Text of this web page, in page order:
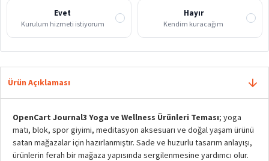
Evet
Kurulum hizmeti istiyorum
Hayır
Kendim kuracağım
Ürün Açıklaması
OpenCart Journal3 Yoga ve Wellness Ürünleri Teması; yoga
matı, blok, spor giyimi, meditasyon aksesuarı ve doğal yaşam ürünü
satan mağazalar için hazırlanmıştır. Sade ve huzurlu tasarım anlayışı,
ürünlerin ferah bir mağaza yapısında sergilenmesine yardımcı olur.